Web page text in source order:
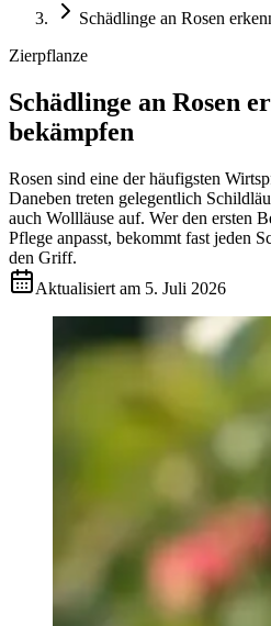
Schädlinge an Rosen
Zierpflanze
Schädlinge an Rosen
bekämpfen
Rosen sind eine der häufigsten
Daneben treten gelegentlich
auch Wollläuse auf. Wer den ersten
Pflege anpasst, bekommt fast jeden
den Griff.
Aktualisiert am 5. Juli 2026